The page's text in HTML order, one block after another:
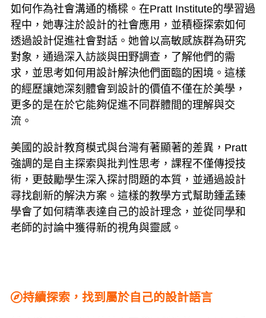
如何作為社會溝通的橋樑。在Pratt Institute的學習過
程中，她專注於設計的社會應用，並積極探索如何
透過設計促進社會對話。她曾以高敏感族群為研究
對象，通過深入訪談與田野調查，了解他們的需
求，並思考如何用設計解決他們面臨的困境。這樣
的經歷讓她深刻體會到設計的價值不僅在於美學，
更多的是在於它能夠促進不同群體間的理解與交
流。
美國的設計教育模式與台灣有著顯著的差異，Pratt
強調的是自主探索與批判性思考，課程不僅傳授技
術，更鼓勵學生深入探討問題的本質，並通過設計
尋找創新的解決方案。這樣的教學方式幫助鍾孟臻
學會了如何精準表達自己的設計理念，並從同學和
老師的討論中獲得新的視角與靈感。
持續探索，找到屬於自己的設計語言